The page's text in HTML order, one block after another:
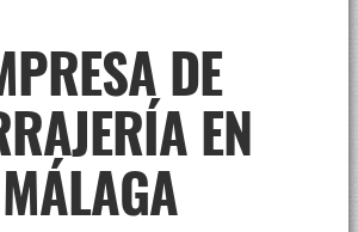
DE
EN
MÁLAGA